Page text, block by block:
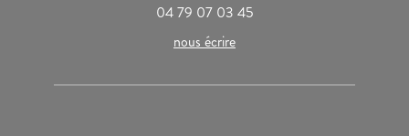
04 79 07 03 45
nous écrire